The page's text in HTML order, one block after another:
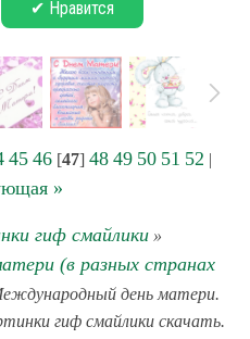
✔ Нравится
45 46[47] 48 49 50 51 52 |
»
гиф смайлики »
(в разных странах
день матери.
гиф смайлики скачать.